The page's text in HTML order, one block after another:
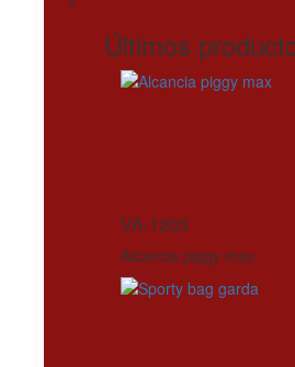
Últimos
VA-1203
Alcancia piggy max